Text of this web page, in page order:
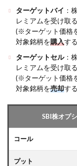
ターゲットバイ
：
レミアムを受け取
(※ターゲット価格
対象銘柄を購入す
ターゲットセル：
レミアムを受け取
(※ターゲット価格
対象銘柄を売却す
SBI株オプ
コール
プット